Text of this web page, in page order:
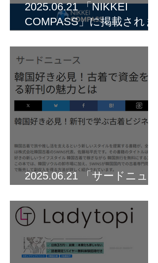
2025.06.21 「NIKKEI
COMPASS」に掲載されま
2025.06.21 「サードニュー